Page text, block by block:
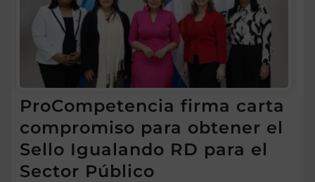
ProCompetencia firma carta
compromiso para obtener el
Sello Igualando RD para el
Sector Público